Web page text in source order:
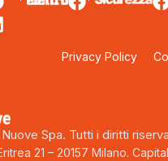
Privacy Policy
Spa. Tutti i diritti
21 – 20157 Milano.